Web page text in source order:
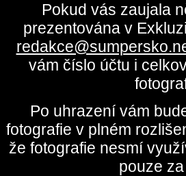
Pokud vás zaujala
prezentována v
vám číslo účtu i
Po uhrazení vám
fotografie v plném
že fotografie nesmí
pouze